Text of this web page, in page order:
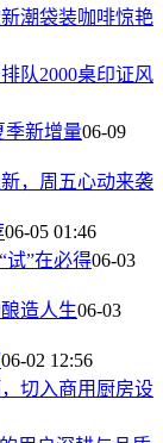
潮袋装咖啡惊艳
队2000桌印证风
季新增量06-09
，周五心动来袭
06-05 01:46
试”在必得06-03
造人生06-03
06-02 12:56
切入商用厨房设